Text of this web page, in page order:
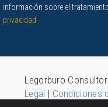
información sobre el
privacidad
Legorburo
Legal | Condiciones